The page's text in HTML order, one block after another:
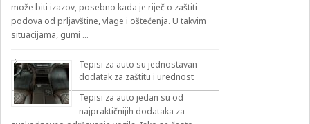
može biti izazov, posebno kada je riječ o zaštiti
podova od prljavštine, vlage i oštećenja. U takvim
situacijama, gumi …
Tepisi za auto su jednostavan
dodatak za zaštitu i urednost
Tepisi za auto jedan su od
najpraktičnijih dodataka za